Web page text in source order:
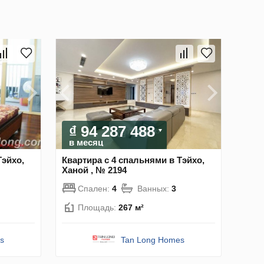
₫ 94 287 488
в месяц
Квартира с 4 спальнями в Тэйхо,
Ханой , № 2194
Спален: 4 Ванных: 3
Площадь: 267 м²
Tan Long Homes